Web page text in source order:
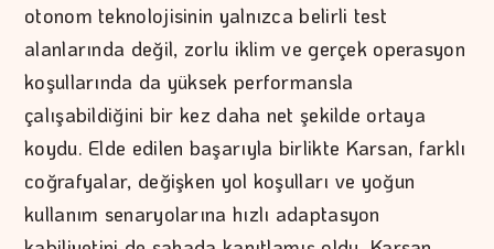
otonom teknolojisinin yalnızca belirli test
alanlarında değil, zorlu iklim ve gerçek operasyon
koşullarında da yüksek performansla
çalışabildiğini bir kez daha net şekilde ortaya
koydu. Elde edilen başarıyla birlikte Karsan, farklı
coğrafyalar, değişken yol koşulları ve yoğun
kullanım senaryolarına hızlı adaptasyon